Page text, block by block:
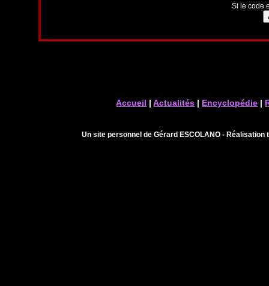
Si le code
Accueil |Actualités | Encyclopédie |
Un site personnel de Gérard ESCOLANO -